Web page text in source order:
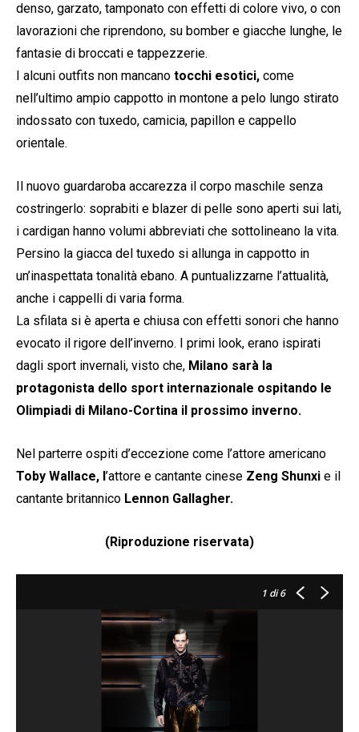
denso, garzato, tamponato con effetti di colore vivo, o con
lavorazioni che riprendono, su bomber e giacche lunghe, le
fantasie di broccati e tappezzerie.
I alcuni outfits non mancano tocchi esotici, come
nell’ultimo ampio cappotto in montone a pelo lungo stirato
indossato con tuxedo, camicia, papillon e cappello
orientale.
Il nuovo guardaroba accarezza il corpo maschile senza
costringerlo: soprabiti e blazer di pelle sono aperti sui lati,
i cardigan hanno volumi abbreviati che sottolineano la vita.
Persino la giacca del tuxedo si allunga in cappotto in
un’inaspettata tonalità ebano. A puntualizzarne l’attualità,
anche i cappelli di varia forma.
La sfilata si è aperta e chiusa con effetti sonori che hanno
evocato il rigore dell’inverno. I primi look, erano ispirati
dagli sport invernali, visto che, Milano sarà la
protagonista dello sport internazionale ospitando le
Olimpiadi di Milano-Cortina il prossimo inverno.
Nel parterre ospiti d’eccezione come l’attore americano
Toby Wallace, l’attore e cantante cinese Zeng Shunxi e il
cantante britannico Lennon Gallagher.
(Riproduzione riservata)
1 di 6